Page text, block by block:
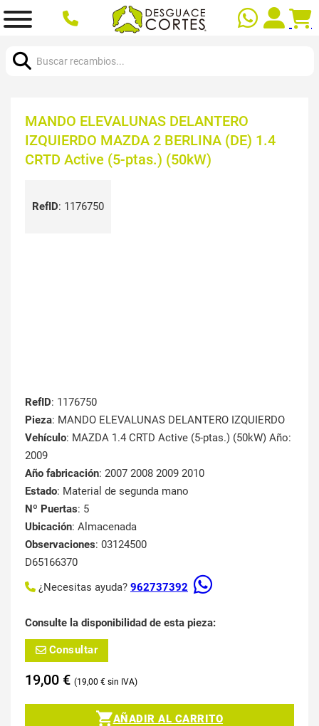
MANDO ELEVALUNAS DELANTERO
IZQUIERDO MAZDA 2 BERLINA (DE) 1.4
CRTD Active (5-ptas.) (50kW)
RefID: 1176750
RefID: 1176750
Pieza: MANDO ELEVALUNAS DELANTERO IZQUIERDO
Vehículo: MAZDA 1.4 CRTD Active (5-ptas.) (50kW) Año:
2009
Año fabricación: 2007 2008 2009 2010
Estado: Material de segunda mano
Nº Puertas: 5
Ubicación: Almacenada
Observaciones: 03124500
D65166370
¿Necesitas ayuda? 962737392
Consulte la disponibilidad de esta pieza:
Consultar
19,00 € 19,00 €
AÑADIR AL CARRITO